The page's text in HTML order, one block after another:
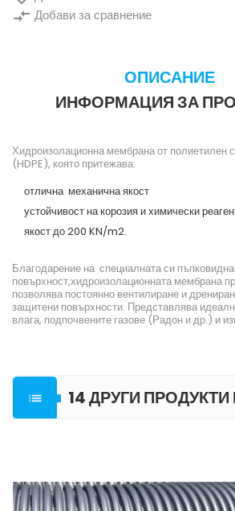
compare_arrows Добави за сравнение
ОПИСАНИЕ
ИНФОРМАЦИЯ ЗА
Хидроизолационна мембрана от полиетилен
(HDPE), която притежава:
отлична механична якост
устойчивост на корозия и химически
якост до 200 KN/m2.
Благодарение на специалната си пъпковидна
повърхност,хидроизолационната мембрана
позволява постоянно вентилиране и
защитени повърхности. Представлява
влага, подпочвените газове (Радон и др.) и

14 ДРУГИ